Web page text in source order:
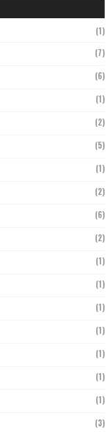
(1)
(7)
(6)
(1)
(2)
(5)
(1)
(2)
(6)
(2)
(1)
(1)
(1)
(1)
(1)
(1)
(1)
(3)